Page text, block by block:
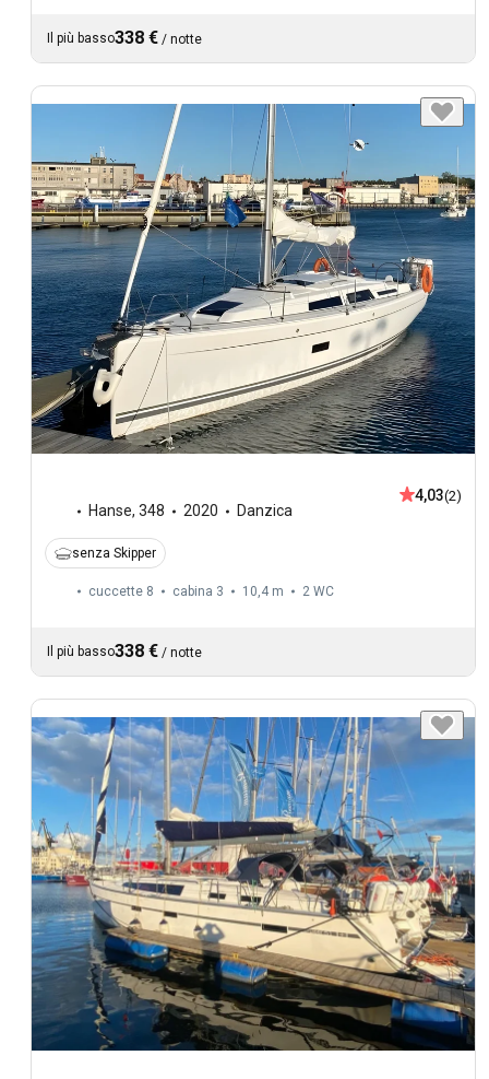
Il più basso338 € / notte
Hanse, 348 2020 Danzica
4,03(2)
senza Skipper
cuccette 8 cabina 3 10,4 m 2 WC
Il più basso338 € / notte